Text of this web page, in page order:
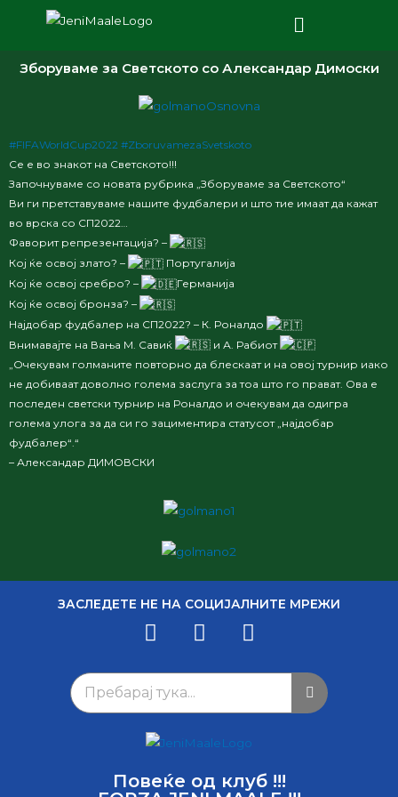
Зборуваме за Светското со Александар Димоски
#FIFAWorldCup2022 #ZboruvamezaSvetskoto
Се е во знакот на Светското!!!
Започнуваме со новата рубрика „Зборуваме за Светското“
Ви ги претставуваме нашите фудбалери и што тие имаат да кажат
во врска со СП2022…
Фаворит репрезентација? –
Кој ќе освој злато? –
Португалија
Кој ќе освој сребро? –
Германија
Кој ќе освој бронза? –
Најдобар фудбалер на СП2022? – К. Роналдо
Внимавајте на Вања М. Савиќ
и А. Рабиот
„Очекувам голманите повторно да блескаат и на овој турнир иако
не добиваат доволно голема заслуга за тоа што го прават. Ова е
последен светски турнир на Роналдо и очекувам да одигра
голема улога за да си го зациментира статусот „најдобар
фудбалер“.“
– Александар ДИМОВСКИ
ЗАСЛЕДЕТЕ НЕ НА СОЦИЈАЛНИТЕ МРЕЖИ
Повеќе од клуб !!!